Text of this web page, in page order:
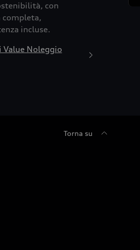
con
completa,
incluse.
Noleggio
Torna su